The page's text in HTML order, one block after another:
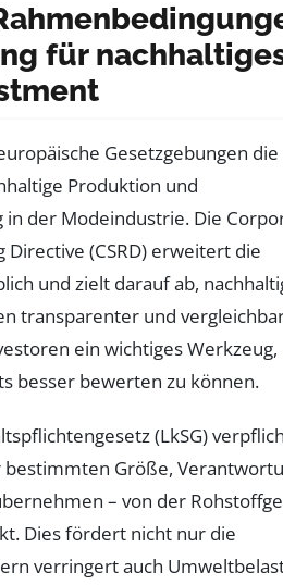
für
Gesetzgebungen die
Produktion und
der Modeindustrie. Die
(CSRD) erweitert die
und zielt darauf ab,
transparenter und
ein wichtiges
besser bewerten zu können.
(LkSG)
Größe,
– von der
Dies fördert nicht nur die
verringert auch